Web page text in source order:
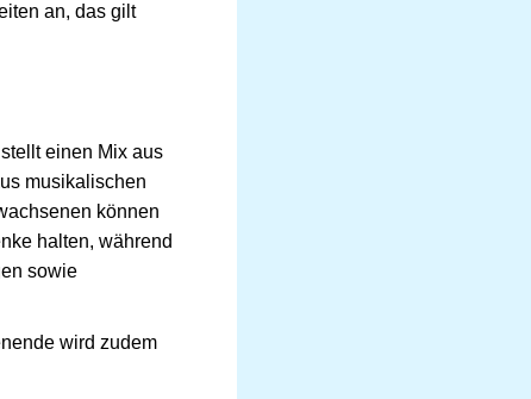
an, das gilt
einen Mix aus
musikalischen
können
halten, während
sowie
wird zudem